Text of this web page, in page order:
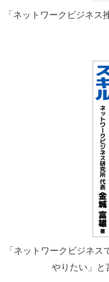
「ネットワークビジネ
「ネットワークビジネ
やりたい」と